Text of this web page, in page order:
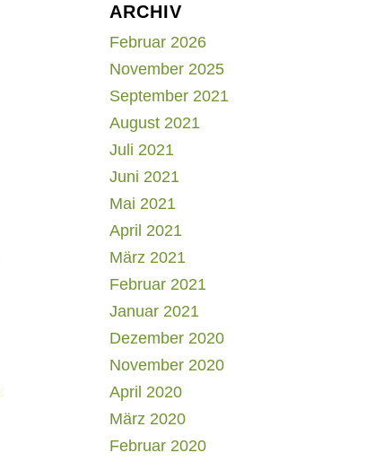
ARCHIV
Februar 2026
November 2025
September 2021
August 2021
Juli 2021
Juni 2021
Mai 2021
April 2021
März 2021
Februar 2021
Januar 2021
Dezember 2020
November 2020
April 2020
März 2020
Februar 2020